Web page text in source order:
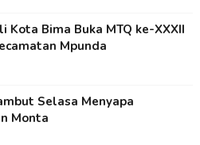
Kota Bima Buka MTQ ke-XXXII
Mpunda
Selasa Menyapa
Monta